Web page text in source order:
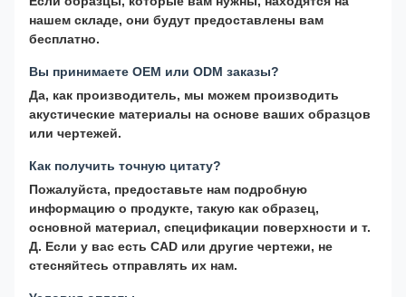
нашем складе, они будут предоставлены вам
бесплатно.
Вы принимаете OEM или ODM заказы?
Да, как производитель, мы можем производить
акустические материалы на основе ваших образцов
или чертежей.
Как получить точную цитату?
Пожалуйста, предоставьте нам подробную
информацию о продукте, такую как образец,
основной материал, спецификации поверхности и т.
Д. Если у вас есть CAD или другие чертежи, не
стесняйтесь отправлять их нам.